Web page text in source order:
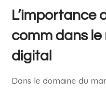
L’importance
comm dans
digital
Dans le domaine du